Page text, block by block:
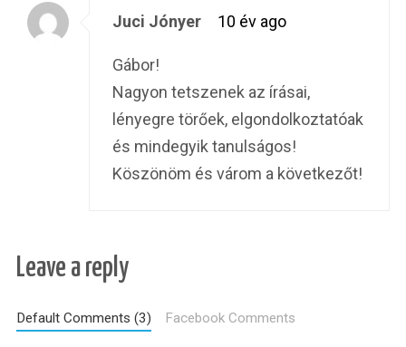
Juci Jónyer 10 év ago
Gábor!
Nagyon tetszenek az írásai,
lényegre törőek, elgondolkoztatóak
és mindegyik tanulságos!
Köszönöm és várom a következőt!
Leave a reply
Default Comments (3) Facebook Comments